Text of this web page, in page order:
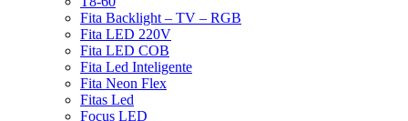
Fita Backlight – TV – RGB
Fita LED 220V
Fita LED COB
Fita Led Inteligente
Fita Neon Flex
Fitas Led
Focus LED